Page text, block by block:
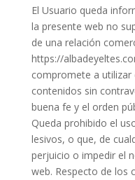
El Usuario queda
la presente web no
de una relación
https://
compromete a utilizar
contenidos sin
buena fe y el orden
Queda prohibido el
lesivos, o que, de
perjuicio o impedir el
web. Respecto de los